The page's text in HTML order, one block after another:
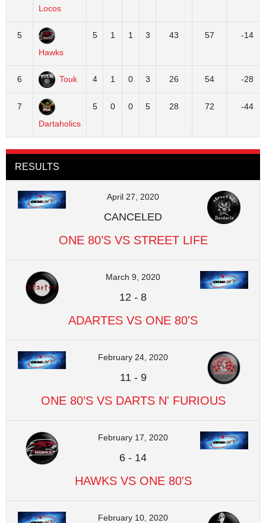
Locos
5
Hawks
5 1 1 3 43 57 -14
6 Touk 4 1 0 3 26 54 -28
7
Dartaholics
5 0 0 5 28 72 -44
RESULTS
April 27, 2020
CANCELED
ONE 80’S VS STREET LIFE
March 9, 2020
12 - 8
ADARTES VS ONE 80'S
February 24, 2020
11- 9
ONE 80’S VS DARTS N' FURIOUS
February 17, 2020
6 - 14
HAWKS VS ONE 80'S
February 10, 2020